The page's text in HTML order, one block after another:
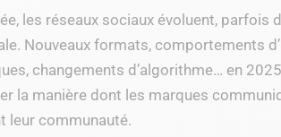
les réseaux sociaux évoluent, parfois
Nouveaux formats, comportements
changements d’algorithme… en
la manière dont les marques
leur communauté.